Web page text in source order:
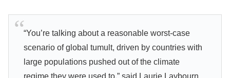
“You’re talking about a reasonable worst-case
scenario of global tumult, driven by countries with
large populations pushed out of the climate
regime they were used to,” said Laurie Laybourn